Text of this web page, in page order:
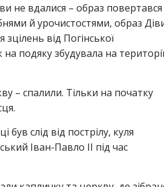
не вдалися – образ повертався
й урочистостями, образ
від Погінської
подяку збудувала на території
– спалили. Тільки на початку
слід від пострілу, куля
Іван-Павло ІІ під час